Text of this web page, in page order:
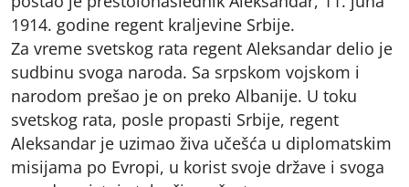
1914. godine regent kraljevine Srbije.
Za vreme svetskog rata regent Aleksandar delio je
sudbinu svoga naroda. Sa srpskom vojskom i
narodom prešao je on preko Albanije. U toku
svetskog rata, posle propasti Srbije, regent
Aleksandar je uzimao živa učešća u diplomatskim
misijama po Evropi, u korist svoje države i svoga